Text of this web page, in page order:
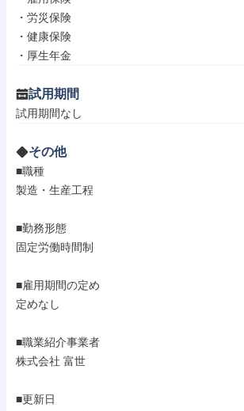
・労災保険
・健康保険
・厚生年金
試用期間
試用期間なし
その他
■職種
製造・生産工程
■勤務形態
固定労働時間制
■雇用期間の定め
定めなし
■職業紹介事業者
株式会社 富世
■更新日